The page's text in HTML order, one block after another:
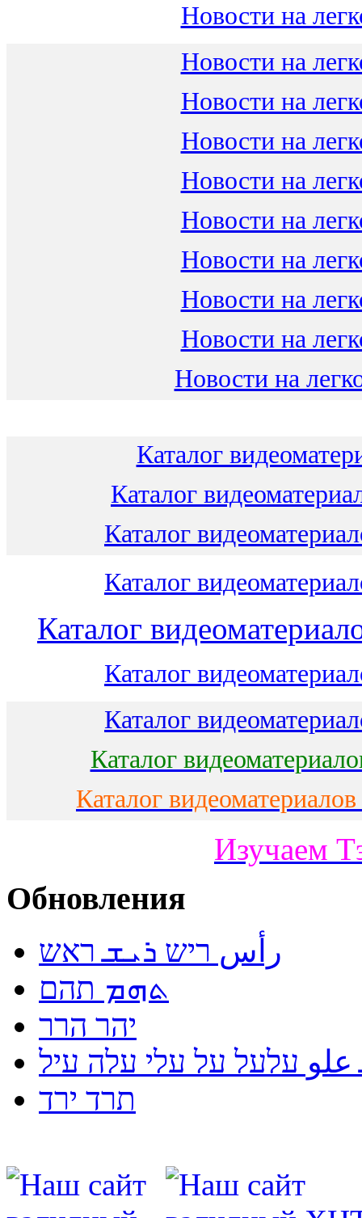
Новости на
Новости на
Новости на
Новости на
Новости на
Новости на
Новости на
Новости на
Новости на
Новости на
Каталог
Каталог
Каталог
Каталог
Каталог
Каталог
Каталог
Каталог
Каталог
Изучаем
Обновления
رأس ריש ܪܝܫ ראש
ܬܗܡ תהם
יהר הרר
עלעל על עלי עלה עיל
תרד ירד